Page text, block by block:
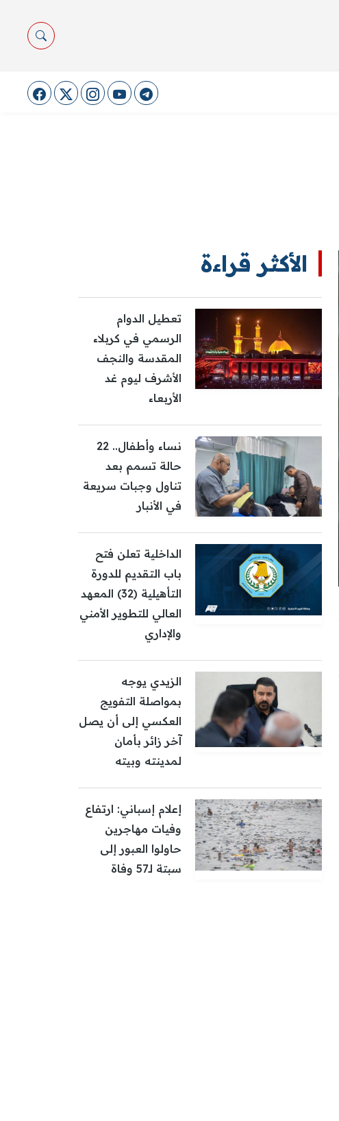
الأكثر قراءة
تعطيل الدوام
الرسمي في كربلاء
المقدسة والنجف
الأشرف ليوم غد
الأربعاء
نساء وأطفال.. 22
حالة تسمم بعد
تناول وجبات سريعة
في الأنبار
الداخلية تعلن فتح
باب التقديم للدورة
التأهيلية (32) المعهد
العالي للتطوير الأمني
والإداري
الزيدي يوجه
بمواصلة التفويج
العكسي إلى أن يصل
آخر زائر بأمان
لمدينته وبيته
إعلام إسباني: ارتفاع
وفيات مهاجرين
حاولوا العبور إلى
سبتة لـ57 وفاة